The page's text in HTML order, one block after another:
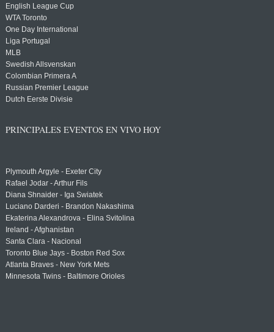
English League Cup
WTA Toronto
One Day International
Liga Portugal
MLB
Swedish Allsvenskan
Colombian Primera A
Russian Premier League
Dutch Eerste Divisie
PRINCIPALES EVENTOS EN VIVO HOY
Plymouth Argyle - Exeter City
Rafael Jodar - Arthur Fils
Diana Shnaider - Iga Swiatek
Luciano Darderi - Brandon Nakashima
Ekaterina Alexandrova - Elina Svitolina
Ireland - Afghanistan
Santa Clara - Nacional
Toronto Blue Jays - Boston Red Sox
Atlanta Braves - New York Mets
Minnesota Twins - Baltimore Orioles